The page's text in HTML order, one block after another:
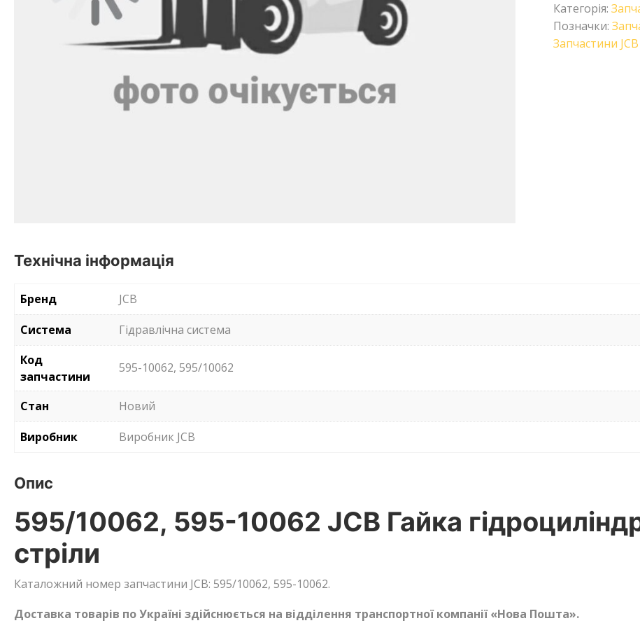
Категорія:
Позначки:
Запчастини JCB
Технічна інформація
Бренд
JCB
Система
Гідравлічна система
Код
запчастини
595-10062, 595/10062
Стан
Новий
Виробник
Виробник JCB
Опис
595/10062, 595-10062 JCB Гайка
стріли
Каталожний номер запчастини JCB: 595/10062, 595-10062.
Доставка товарів по Україні здійснюється на відділення транспортної компанії «Нова Пошта».